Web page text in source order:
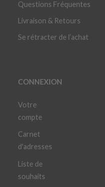
Questions Fréquentes
Livraison & Retours
Se rétracter de l’achat
CONNEXION
Votre
compte
Carnet
d'adresses
Liste de
souhaits